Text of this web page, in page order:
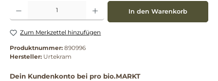
Produkt Anzahl: Gib den gewünschten Wert ein oder benutze die Schaltflächen um
In den Warenkorb
Zum Merkzettel hinzufügen
Produktnummer: 890996
Hersteller: Urtekram
Dein Kundenkonto bei pro bio.MARKT